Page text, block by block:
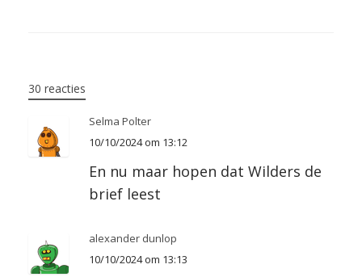
e
o
n
p
30 reacties
Selma Polter
10/10/2024 om 13:12
En nu maar hopen dat Wilders de
brief leest
alexander dunlop
10/10/2024 om 13:13